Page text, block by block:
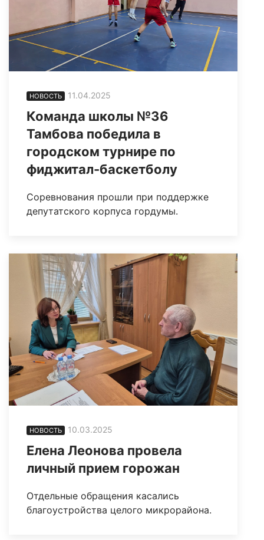
НОВОСТЬ 11.04.2025
Команда школы №36
Тамбова победила в
городском турнире по
фиджитал-баскетболу
Соревнования прошли при поддержке
депутатского корпуса гордумы.
НОВОСТЬ 10.03.2025
Елена Леонова провела
личный прием горожан
Отдельные обращения касались
благоустройства целого микрорайона.